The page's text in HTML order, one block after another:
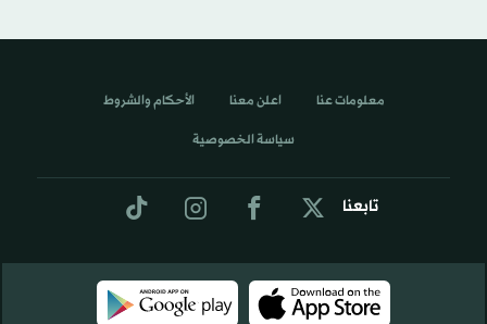
تابعنا
معلومات عنا اعلن معنا الأحكام والشروط
سياسة الخصوصية